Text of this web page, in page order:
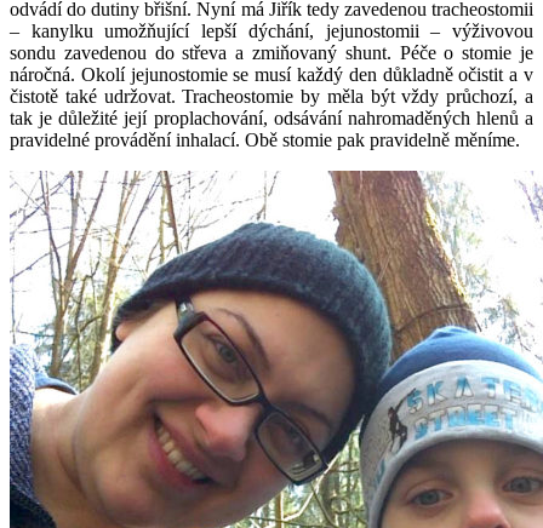
odvádí do dutiny břišní. Nyní má Jiřík tedy zavedenou tracheostomii
– kanylku umožňující lepší dýchání, jejunostomii – výživovou
sondu zavedenou do střeva a zmiňovaný shunt. Péče o stomie je
náročná. Okolí jejunostomie se musí každý den důkladně očistit a v
čistotě také udržovat. Tracheostomie by měla být vždy průchozí, a
tak je důležité její proplachování, odsávání nahromaděných hlenů a
pravidelné provádění inhalací. Obě stomie pak pravidelně měníme.